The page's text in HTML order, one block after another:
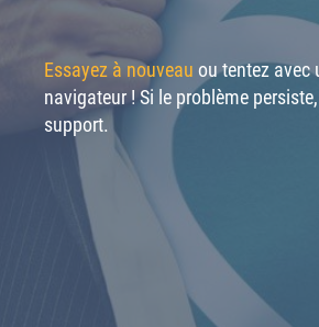
Essayez à nouveau ou tentez avec
navigateur ! Si le problème
support.